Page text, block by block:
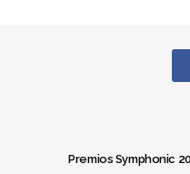
Premios Symphonic